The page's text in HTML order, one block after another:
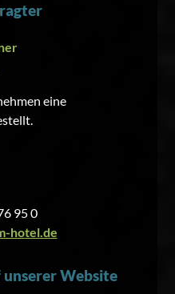
eine
95 0
hotel.de
unserer Website